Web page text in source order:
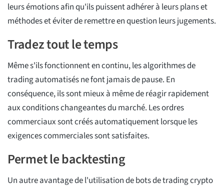
leurs émotions afin qu'ils puissent adhérer à leurs plans et
méthodes et éviter de remettre en question leurs jugements.
Tradez tout le temps
Même s'ils fonctionnent en continu, les algorithmes de
trading automatisés ne font jamais de pause. En
conséquence, ils sont mieux à même de réagir rapidement
aux conditions changeantes du marché. Les ordres
commerciaux sont créés automatiquement lorsque les
exigences commerciales sont satisfaites.
Permet le backtesting
Un autre avantage de l'utilisation de bots de trading crypto